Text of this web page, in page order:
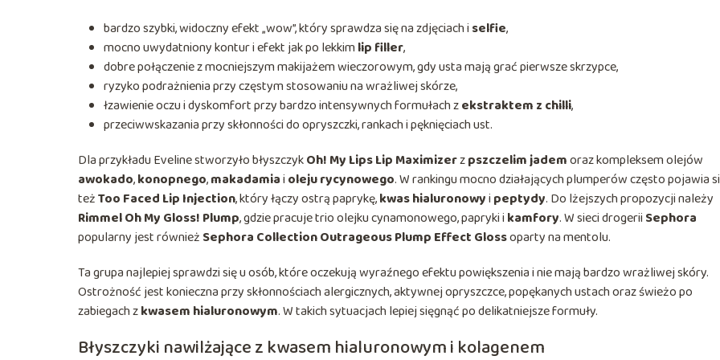
bardzo szybki, widoczny efekt „wow”, który sprawdza się na zdjęciach i selfie,
mocno uwydatniony kontur i efekt jak po lekkimlip filler,
dobre połączenie z mocniejszym makijażem wieczorowym, gdy usta mają grać pierwsze skrzypce,
ryzyko podrażnienia przy częstym stosowaniu na wrażliwej skórze,
łzawienie oczu i dyskomfort przy bardzo intensywnych formułach zekstraktem z chilli,
przeciwwskazania przy skłonności do opryszczki, rankach i pęknięciach ust.
Dla przykładu Eveline stworzyło błyszczykOh! My Lips Lip Maximizerzpszczelim jademoraz kompleksem olejów
awokado,konopnego,makadamiai oleju rycynowego. W rankingu mocno działających plumperów często pojawia
teżToo Faced Lip Injection, który łączy ostrą paprykę,kwas hialuronowyi peptydy. Do lżejszych propozycji należy
Rimmel Oh My Gloss! Plump, gdzie pracuje trio olejku cynamonowego, papryki i kamfory. W sieci drogerii Sephora
popularny jest również Sephora Collection Outrageous Plump Effect Glossoparty na mentolu.
Ta grupa najlepiej sprawdzi się u osób, które oczekują wyraźnego efektu powiększenia i nie mają bardzo wrażliwej skóry.
Ostrożność jest konieczna przy skłonnościach alergicznych, aktywnej opryszczce, popękanych ustach oraz świeżo po
zabiegach zkwasem hialuronowym. W takich sytuacjach lepiej sięgnąć po delikatniejsze formuły.
Błyszczyki nawilżające z kwasem hialuronowym i kolagenem